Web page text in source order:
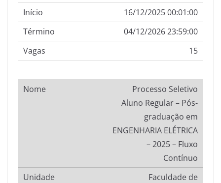
16/12/2025 00:01:00
04/12/2026 23:59:00
15
Processo Seletivo
Aluno Regular – Pós-
graduação em
ENGENHARIA ELÉTRICA
– 2025 – Fluxo
Contínuo
Faculdade de